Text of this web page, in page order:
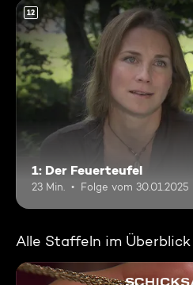
12
1: Der Feuerteufel
23 Min. Folge vom 30.01.2025
Alle Staffeln im Überblick